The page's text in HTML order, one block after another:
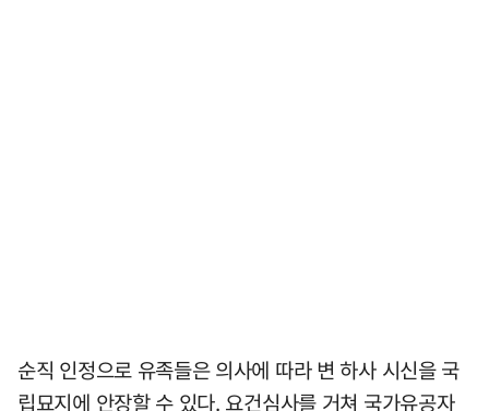
순직 인정으로 유족들은 의사에 따라 변 하사 시신을 국
립묘지에 안장할 수 있다. 요건심사를 거쳐 국가유공자